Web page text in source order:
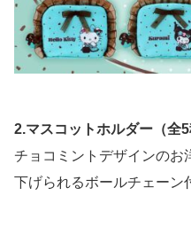
2.マスコットホルダー（
チョコミントデザインのお
下げられるボールチェーン